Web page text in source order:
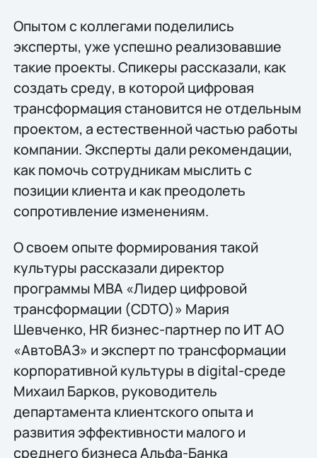
Опытом с коллегами поделились
эксперты, уже успешно реализовавшие
такие проекты. Спикеры рассказали, как
создать среду, в которой цифровая
трансформация становится не отдельным
проектом, а естественной частью работы
компании. Эксперты дали рекомендации,
как помочь сотрудникам мыслить с
позиции клиента и как преодолеть
сопротивление изменениям.
О своем опыте формирования такой
культуры рассказали директор
программы MBA «Лидер цифровой
трансформации (CDTO)» Мария
Шевченко, HR бизнес-партнер по ИТ АО
«АвтоВАЗ» и эксперт по трансформации
корпоративной культуры в digital-среде
Михаил Барков, руководитель
департамента клиентского опыта и
развития эффективности малого и
среднего бизнеса Альфа-Банка